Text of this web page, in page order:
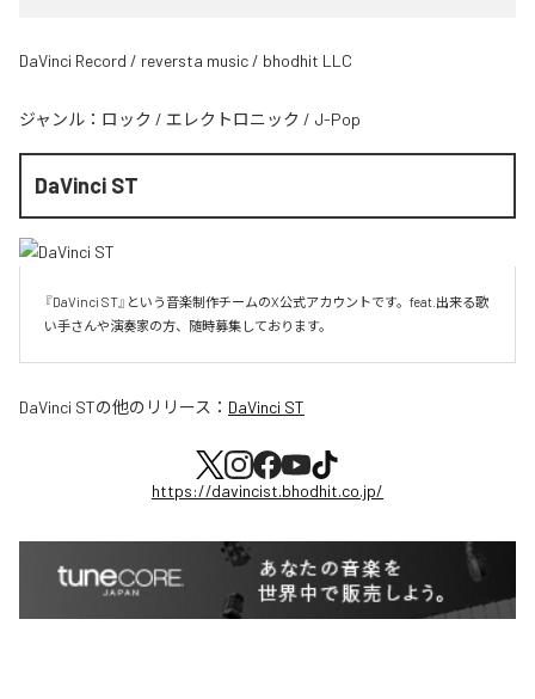
DaVinci Record / reversta music / bhodhit LLC
ジャンル： ロック / エレクトロニック / J-Pop
DaVinci ST
『DaVinci ST』という音楽制作チームのX公式アカウントです。feat.出来る歌
い手さんや演奏家の方、随時募集しております。
DaVinci STの他のリリース： DaVinci ST
https://davincist.bhodhit.co.jp/